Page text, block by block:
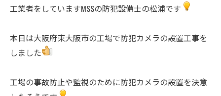
工業者をしていますMSSの防犯設備士の松浦です
本日は大阪府東大阪市の工場で防犯カメラの設置工事を
しました
工場の事故防止や監視のために防犯カメラの設置を決意